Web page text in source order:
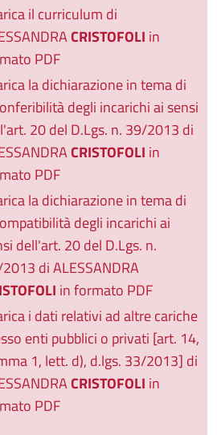
il curriculum di
CRISTOFOLI in
PDF
la dichiarazione in tema di
degli incarichi ai sensi
20 del D.Lgs. n. 39/2013 di
CRISTOFOLI in
PDF
la dichiarazione in tema di
degli incarichi ai
dell'art. 20 del D.Lgs. n.
di ALESSANDRA
in formato PDF
i dati relativi ad altre cariche
enti pubblici o privati [art. 14,
1, lett. d), d.lgs. 33/2013] di
CRISTOFOLI in
PDF